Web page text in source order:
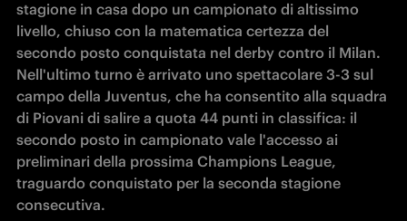
stagione in casa dopo un campionato di altissimo
livello, chiuso con la matematica certezza del
secondo posto conquistata nel derby contro il Milan.
Nell'ultimo turno è arrivato uno spettacolare 3-3 sul
campo della Juventus, che ha consentito alla squadra
di Piovani di salire a quota 44 punti in classifica: il
secondo posto in campionato vale l'accesso ai
preliminari della prossima Champions League,
traguardo conquistato per la seconda stagione
consecutiva.